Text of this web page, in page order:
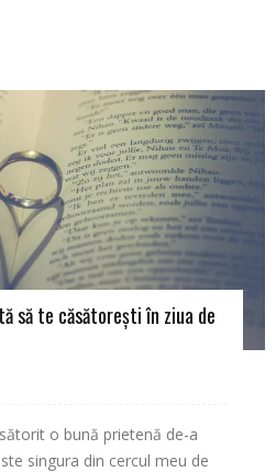
să te căsătorești în ziua de
o bună prietenă de-a
singura din cercul meu de